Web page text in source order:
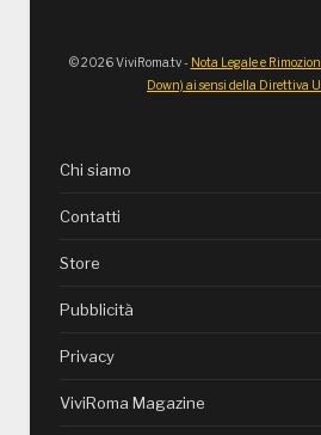
© 2026 ViviRoma.tv - Nota Legale e
Down) ai sensi della Direttiva
Chi siamo
Contatti
Store
Pubblicità
Privacy
ViviRoma Magazine